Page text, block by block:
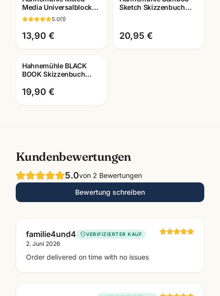
Media Universalblock
A3/A4 · Aquarell Acryl
Gouache · Mannheim
5.0(1)
13,90 €
Sketch Skizzenbuch
20,95 €
Hahnemühle BLACK
BOOK Skizzenbuch
Zeichenpapier ·
Künstlerbedarf Ma
19,90 €
Kundenbewertungen
5.0von 2 Bewertungen
Bewertung schreiben
familie4und4 VERIFIZIERTER KAUF
2. Juni 2026
Order delivered on time with no issues